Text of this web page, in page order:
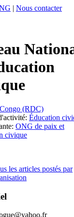
| Nous contacter
Congo (RDC)
Éducation
ONG de paix et
civique
les articles postés par